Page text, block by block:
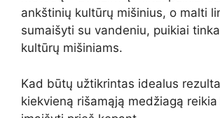
ankštinių kultūrų mišinius, o malti
sumaišyti su vandeniu, puikiai
kultūrų mišiniams.
Kad būtų užtikrintas idealus
kiekvieną rišamąją medžiagą